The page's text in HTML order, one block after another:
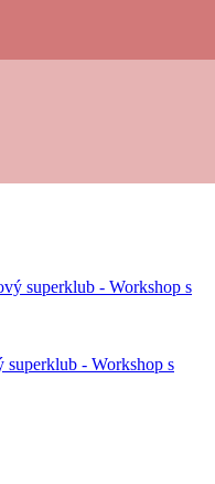
superklub - Workshop s